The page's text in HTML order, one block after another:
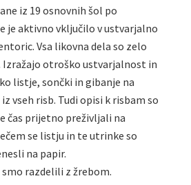
iz 19 osnovnih šol po
je aktivno vključilo v ustvarjalno
Vsa likovna dela so zelo
Izražajo otroško ustvarjalnost in
listje, sončki in gibanje na
vseh risb. Tudi opisi k risbam so
čas prijetno preživljali na
se listju in te utrinke so
na papir.
razdelili z žrebom.